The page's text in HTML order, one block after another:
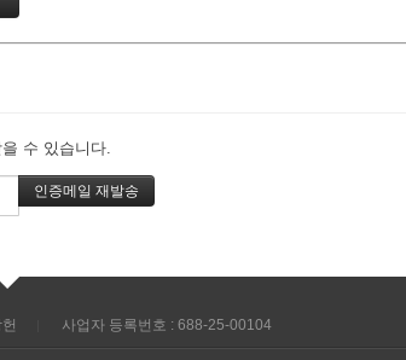
수 있습니다.
사업자 등록번호 : 688-25-00104